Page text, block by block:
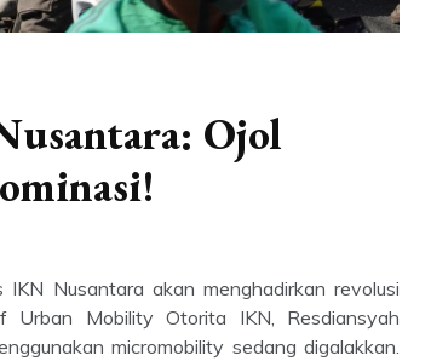
Ojol
Nusantara akan menghadirkan revolusi
Urban Mobility Otorita IKN, Resdiansyah
micromobility sedang digalakkan.